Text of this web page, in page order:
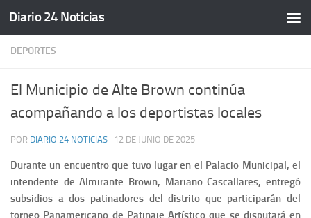
Saltar al contenido
Diario 24 Noticias
DEPORTES
El Municipio de Alte Brown continúa
acompañando a los deportistas locales
POR DIARIO 24 NOTICIAS · 12 DE JUNIO DE 2025
Durante un encuentro que tuvo lugar en el Palacio Municipal, el
intendente de Almirante Brown, Mariano Cascallares, entregó
subsidios a dos patinadores del distrito que participarán del
torneo Panamericano de Patinaje Artístico que se disputará en